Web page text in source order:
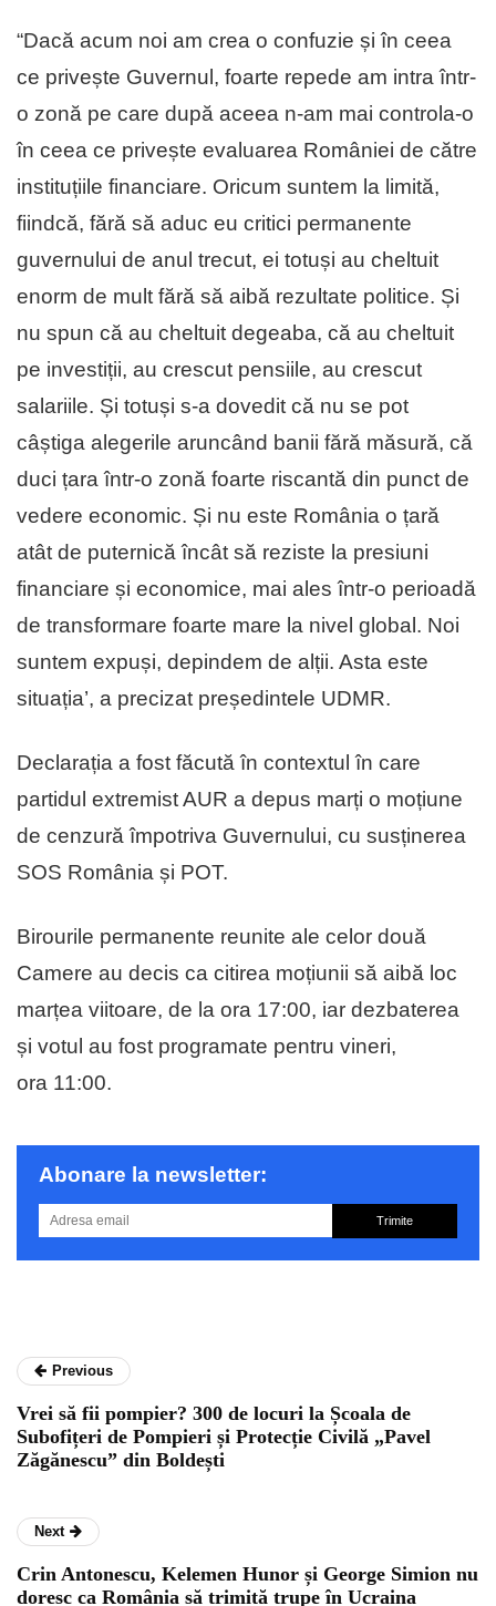
“Dacă acum noi am crea o confuzie și în ceea
ce privește Guvernul, foarte repede am intra într-
o zonă pe care după aceea n-am mai controla-o
în ceea ce privește evaluarea României de către
instituțiile financiare. Oricum suntem la limită,
fiindcă, fără să aduc eu critici permanente
guvernului de anul trecut, ei totuși au cheltuit
enorm de mult fără să aibă rezultate politice. Și
nu spun că au cheltuit degeaba, că au cheltuit
pe investiții, au crescut pensiile, au crescut
salariile. Și totuși s-a dovedit că nu se pot
câștiga alegerile aruncând banii fără măsură, că
duci țara într-o zonă foarte riscantă din punct de
vedere economic. Și nu este România o țară
atât de puternică încât să reziste la presiuni
financiare și economice, mai ales într-o perioadă
de transformare foarte mare la nivel global. Noi
suntem expuși, depindem de alții. Asta este
situația’, a precizat președintele UDMR.
Declarația a fost făcută în contextul în care
partidul extremist AUR a depus marți o moțiune
de cenzură împotriva Guvernului, cu susținerea
SOS România și POT.
Birourile permanente reunite ale celor două
Camere au decis ca citirea moțiunii să aibă loc
marțea viitoare, de la ora 17:00, iar dezbaterea
și votul au fost programate pentru vineri,
ora 11:00.
Abonare la newsletter:
Trimite
Previous
Vrei să fii pompier? 300 de locuri la Școala de
Subofițeri de Pompieri și Protecție Civilă „Pavel
Zăgănescu” din Boldești
Next
Crin Antonescu, Kelemen Hunor și George Simion nu
doresc ca România să trimită trupe în Ucraina